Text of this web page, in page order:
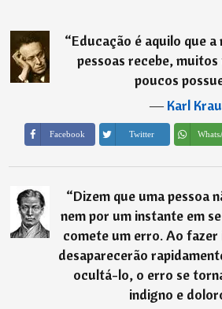
“Educação é aquilo que
pessoas recebe,
poucos
―Karl
Facebook Twitter
“Dizem que uma pessoa
nem por um instante em
comete um erro. Ao fazer
desaparecerão
ocultá-lo, o erro se
indigno e